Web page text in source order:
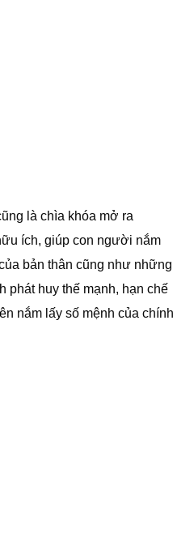
là chìa khóa mở ra
ích, giúp con người nắm
bản thân cũng như những
phát huy thế mạnh, hạn chế
nắm lấy số mệnh của chính